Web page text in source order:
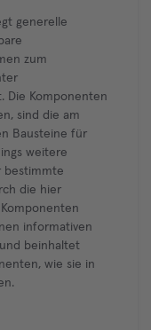
generelle
zum
Die Komponenten
sind die am
Bausteine für
weitere
bestimmte
die hier
informativen
beinhaltet
wie sie in